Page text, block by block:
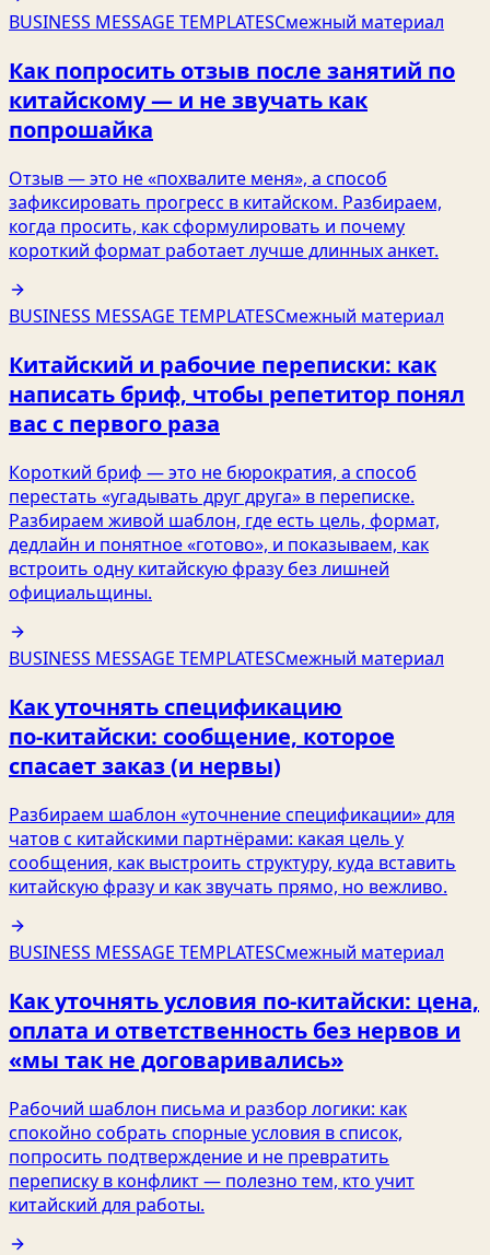
BUSINESS MESSAGE TEMPLATESСмежный материал
Как попросить отзыв после занятий по
китайскому — и не звучать как
попрошайка
Отзыв — это не «похвалите меня», а способ
зафиксировать прогресс в китайском. Разбираем,
когда просить, как сформулировать и почему
короткий формат работает лучше длинных анкет.
BUSINESS MESSAGE TEMPLATESСмежный материал
Китайский и рабочие переписки: как
написать бриф, чтобы репетитор понял
вас с первого раза
Короткий бриф — это не бюрократия, а способ
перестать «угадывать друг друга» в переписке.
Разбираем живой шаблон, где есть цель, формат,
дедлайн и понятное «готово», и показываем, как
встроить одну китайскую фразу без лишней
официальщины.
BUSINESS MESSAGE TEMPLATESСмежный материал
Как уточнять спецификацию
по‑китайски: сообщение, которое
спасает заказ (и нервы)
Разбираем шаблон «уточнение спецификации» для
чатов с китайскими партнёрами: какая цель у
сообщения, как выстроить структуру, куда вставить
китайскую фразу и как звучать прямо, но вежливо.
BUSINESS MESSAGE TEMPLATESСмежный материал
Как уточнять условия по-китайски: цена,
оплата и ответственность без нервов и
«мы так не договаривались»
Рабочий шаблон письма и разбор логики: как
спокойно собрать спорные условия в список,
попросить подтверждение и не превратить
переписку в конфликт — полезно тем, кто учит
китайский для работы.